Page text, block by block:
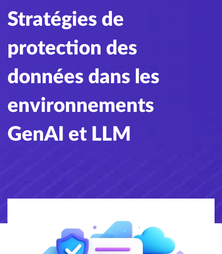
Stratégies de
protection des
données dans les
environnements
GenAI et LLM